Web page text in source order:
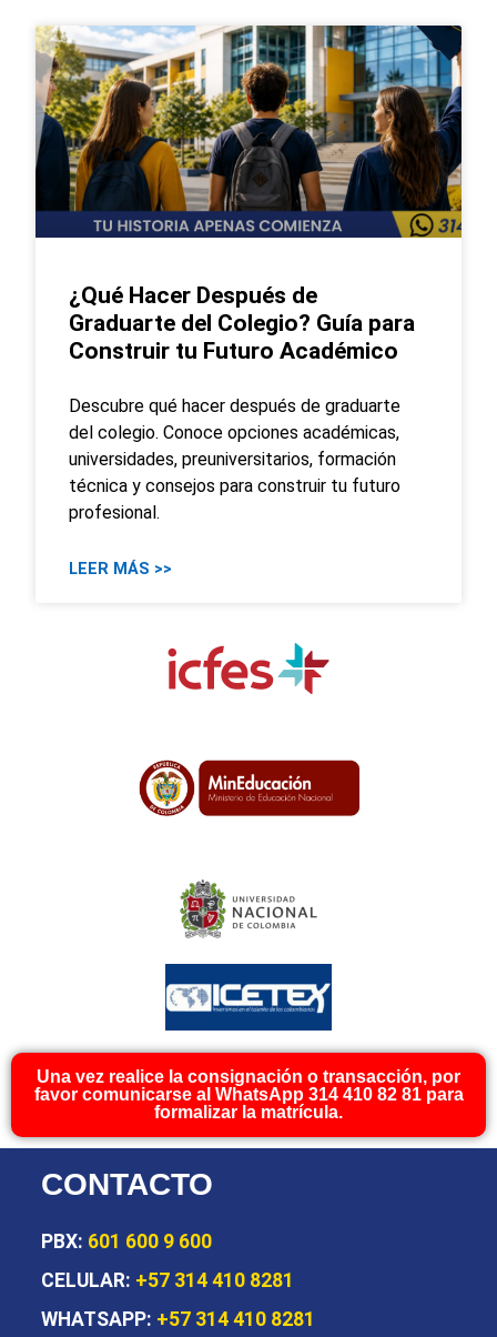
¿Qué Hacer Después de
Graduarte del Colegio? Guía para
Construir tu Futuro Académico
Descubre qué hacer después de graduarte
del colegio. Conoce opciones académicas,
universidades, preuniversitarios, formación
técnica y consejos para construir tu futuro
profesional.
LEER MÁS >>
Una vez realice la consignación o transacción, por
favor comunicarse al WhatsApp 314 410 82 81 para
formalizar la matrícula.
CONTACTO
PBX: 601 600 9 600
CELULAR: +57 314 410 8281
WHATSAPP: +57 314 410 8281